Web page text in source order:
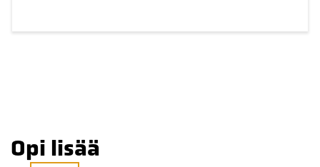
Opi lisää